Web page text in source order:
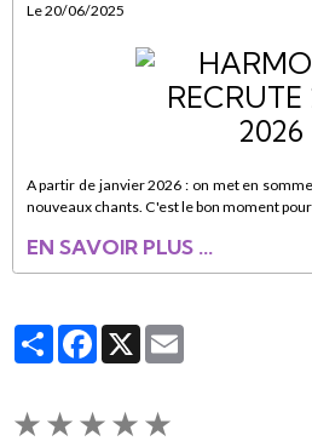
Le 20/06/2025
A partir de janvier 2026 : on met en
nouveaux chants. C'est le bon moment
EN SAVOIR PLUS ...
PartagerFacebook
X
★★★★★